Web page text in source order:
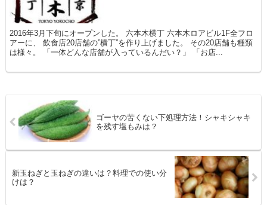
2016年3月下旬にオープンした。 六本木横丁 六本木ロアビル1F全フロ
アーに、 飲食店20店舗の”横丁”を作り上げました。 その20店舗も種類
は様々。 「一体どんな店舗が入っているんだい？」 「お店...
ゴーヤの苦くない下処理方法！シャキシャキ
を残す塩もみは？
新玉ねぎと玉ねぎの違いは？料理での使い分
けは？